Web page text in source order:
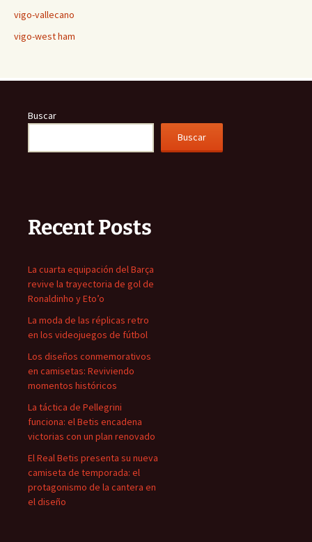
vigo-vallecano
vigo-west ham
Buscar
Buscar
Recent Posts
La cuarta equipación del Barça
revive la trayectoria de gol de
Ronaldinho y Eto’o
La moda de las réplicas retro
en los videojuegos de fútbol
Los diseños conmemorativos
en camisetas: Reviviendo
momentos históricos
La táctica de Pellegrini
funciona: el Betis encadena
victorias con un plan renovado
El Real Betis presenta su nueva
camiseta de temporada: el
protagonismo de la cantera en
el diseño